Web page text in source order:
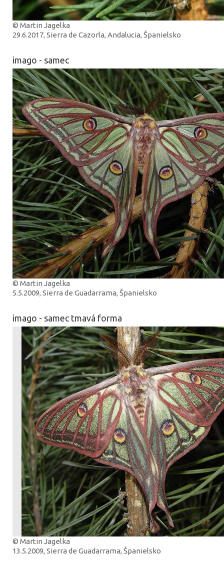
© Martin Jagelka
29.6.2017, Sierra de Cazorla, Andalucia, Španielsko
imago - samec
© Martin Jagelka
5.5.2009, Sierra de Guadarrama, Španielsko
imago - samec tmavá forma
© Martin Jagelka
13.5.2009, Sierra de Guadarrama, Španielsko